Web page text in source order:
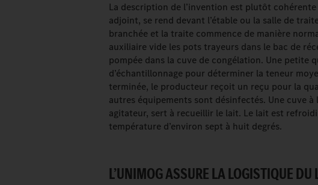
La description de l’invention est plutôt
adjoint, se rend devant l’étable ou la salle de
branchée et la traite commence de manière
auxiliaire vide les pots trayeurs dans le bac de
pompée dans la cuve de congélation. Une petite
d’échantillonnage pour déterminer la teneur
terminée, le producteur reçoit un reçu pour la
autres équipements sont désinfectés. Une cuve
agitateur, sert à recueillir le lait. Le lait est
température d’environ sept à huit degrés.
L’UNIMOG ASSURE LA LOGISTIQUE DU